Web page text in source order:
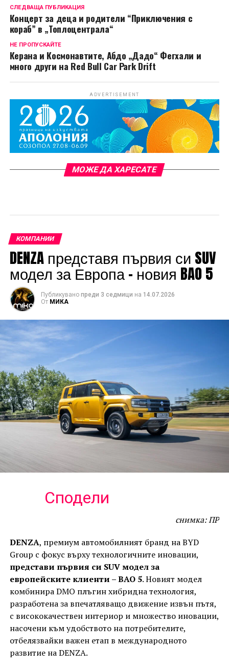
СЛЕДВАЩА ПУБЛИКАЦИЯ
Концерт за деца и родители “Приключения с
кораб” в „Топлоцентрала“
НЕ ПРОПУСКАЙТЕ
Керана и Космонавтите, Абдо „Дадо“ Фегхали и
много други на Red Bull Car Park Drift
ADVERTISEMENT
МОЖЕ ДА ХАРЕСАТЕ
КОМПАНИИ
DENZA представя първия си SUV
модел за Европа – новия BAO 5
Публикувано преди 3 седмици на 14.07.2026
От МИКА
Сподели
снимка: ПР
DENZA, премиум автомобилният бранд на BYD
Group с фокус върху технологичните иновации,
представи първия си SUV модел за
европейските клиенти – BAO 5. Новият модел
комбинира DMO плъгин хибридна технология,
разработена за впечатляващо движение извън пътя,
с висококачествен интериор и множество иновации,
насочени към удобството на потребителите,
отбелязвайки важен етап в международното
развитие на DENZA.